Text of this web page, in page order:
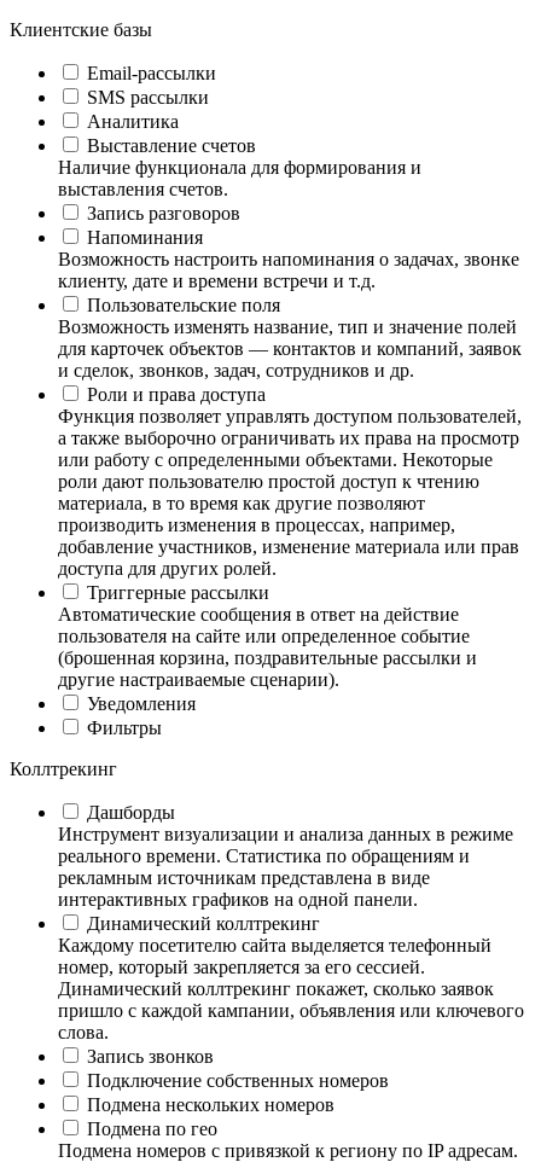
Клиентские базы
Email-рассылки
SMS рассылки
Аналитика
Выставление счетов
Наличие функционала для формирования и
выставления счетов.
Запись разговоров
Напоминания
Возможность настроить напоминания о задачах, звонке
клиенту, дате и времени встречи и т.д.
Пользовательские поля
Возможность изменять название, тип и значение полей
для карточек объектов — контактов и компаний, заявок
и сделок, звонков, задач, сотрудников и др.
Роли и права доступа
Функция позволяет управлять доступом пользователей,
а также выборочно ограничивать их права на просмотр
или работу с определенными объектами. Некоторые
роли дают пользователю простой доступ к чтению
материала, в то время как другие позволяют
производить изменения в процессах, например,
добавление участников, изменение материала или прав
доступа для других ролей.
Триггерные рассылки
Автоматические сообщения в ответ на действие
пользователя на сайте или определенное событие
(брошенная корзина, поздравительные рассылки и
другие настраиваемые сценарии).
Уведомления
Фильтры
Коллтрекинг
Дашборды
Инструмент визуализации и анализа данных в режиме
реального времени. Статистика по обращениям и
рекламным источникам представлена в виде
интерактивных графиков на одной панели.
Динамический коллтрекинг
Каждому посетителю сайта выделяется телефонный
номер, который закрепляется за его сессией.
Динамический коллтрекинг покажет, сколько заявок
пришло с каждой кампании, объявления или ключевого
слова.
Запись звонков
Подключение собственных номеров
Подмена нескольких номеров
Подмена по гео
Подмена номеров с привязкой к региону по IP адресам.